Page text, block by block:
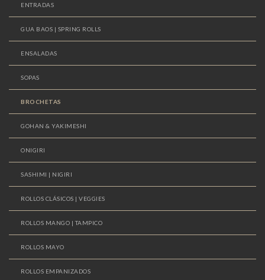
ENTRADAS
GUA BAOS | SPRING ROLLS
ENSALADAS
SOPAS
BROCHETAS
GOHAN & YAKIMESHI
ONIGIRI
SASHIMI | NIGIRI
ROLLOS CLÁSICOS | VEGGIES
ROLLOS MANGO | TAMPICO
ROLLOS MAYO
ROLLOS EMPANIZADOS